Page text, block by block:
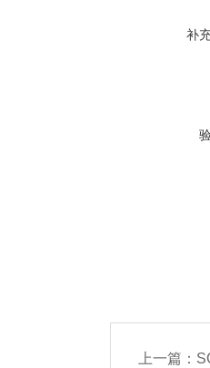
补
上一篇：